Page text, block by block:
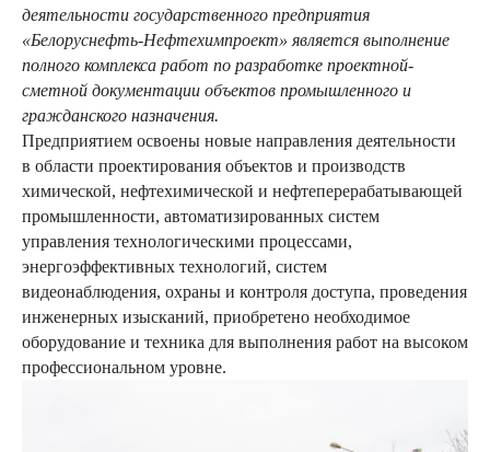
деятельности государственного предприятия
«Белоруснефть-Нефтехимпроект» является выполнение
полного комплекса работ по разработке проектной-
сметной документации объектов промышленного и
гражданского назначения.
Предприятием освоены новые направления деятельности
в области проектирования объектов и производств
химической, нефтехимической и нефтеперерабатывающей
промышленности, автоматизированных систем
управления технологическими процессами,
энергоэффективных технологий, систем
видеонаблюдения, охраны и контроля доступа, проведения
инженерных изысканий, приобретено необходимое
оборудование и техника для выполнения работ на высоком
профессиональном уровне.